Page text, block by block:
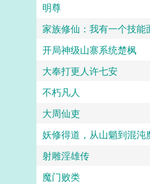
明尊
家族修仙：我有一个技能
开局神级山寨系统楚枫
大奉打更人许七安
不朽凡人
大周仙吏
妖修得道，从山魈到混沌
射雕淫雄传
魔门败类